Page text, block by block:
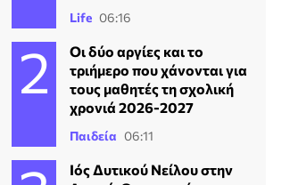
Life 06:16
Οι δύο αργίες και το
τριήμερο που χάνονται για
τους μαθητές τη σχολική
χρονιά 2026-2027
Παιδεία 06:11
Ιός Δυτικού Νείλου στην